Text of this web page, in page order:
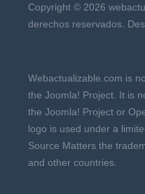
Copyright © 2026
derechos reservados.
Webactualizable.com is
the Joomla! Project. It is
the Joomla! Project or
logo is used under a
Source Matters the
and other countries.